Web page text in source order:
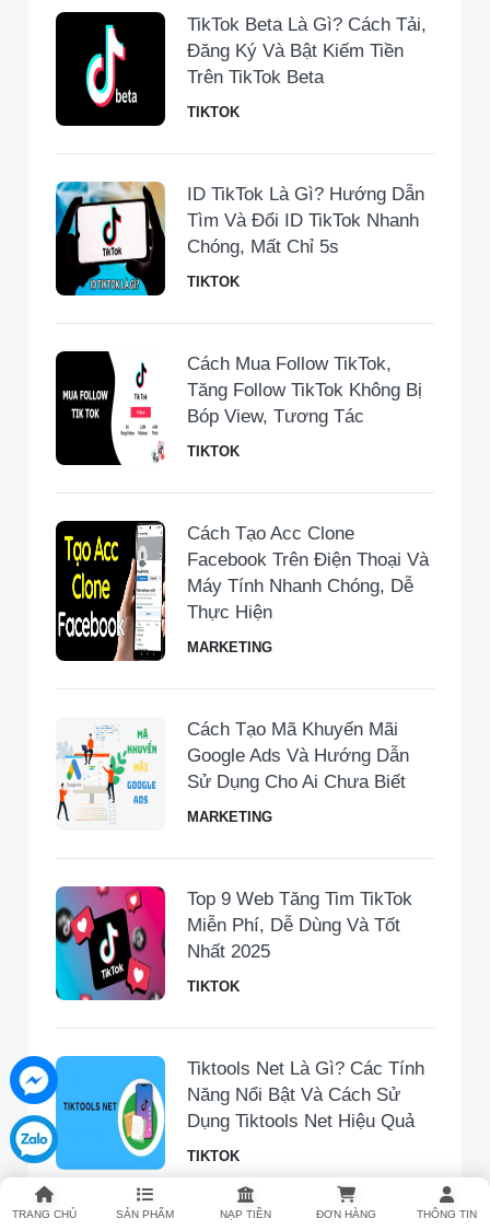
TRANG CHỦ SẢN PHẨM NẠP TIỀN ĐƠN HÀNG THÔNG TIN
TikTok Beta Là Gì? Cách Tải,
Đăng Ký Và Bật Kiếm Tiền
Trên TikTok Beta
TIKTOK
ID TikTok Là Gì? Hướng Dẫn
Tìm Và Đổi ID TikTok Nhanh
Chóng, Mất Chỉ 5s
TIKTOK
Cách Mua Follow TikTok,
Tăng Follow TikTok Không Bị
Bóp View, Tương Tác
TIKTOK
Cách Tạo Acc Clone
Facebook Trên Điện Thoại Và
Máy Tính Nhanh Chóng, Dễ
Thực Hiện
MARKETING
Cách Tạo Mã Khuyến Mãi
Google Ads Và Hướng Dẫn
Sử Dụng Cho Ai Chưa Biết
MARKETING
Top 9 Web Tăng Tim TikTok
Miễn Phí, Dễ Dùng Và Tốt
Nhất 2025
TIKTOK
Tiktools Net Là Gì? Các Tính
Năng Nổi Bật Và Cách Sử
Dụng Tiktools Net Hiệu Quả
TIKTOK